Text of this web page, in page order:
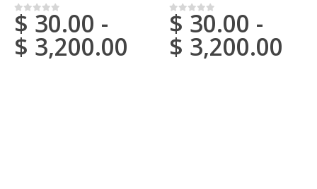
0de 5
$ 30.00 -
$ 3,200.00
0de 5
$ 30.00 -
$ 3,200.00